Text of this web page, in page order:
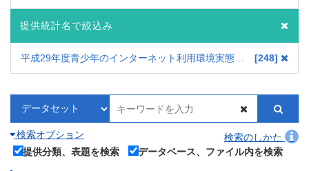
提供統計名で絞込み
平成29年度青少年のインターネット利用環境実態調査 248
検索オプション
検索のしかた
提供分類、表題を検索
データベース、ファイル内を検索